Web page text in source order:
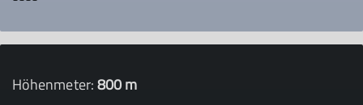
Höhenmeter:800 m